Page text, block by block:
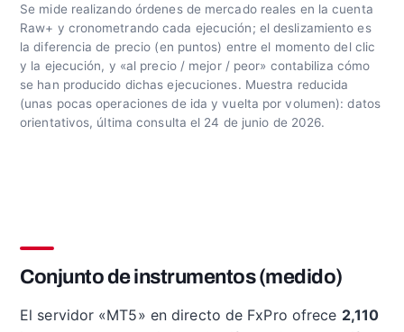
Se mide realizando órdenes de mercado reales en la cuenta
Raw+ y cronometrando cada ejecución; el deslizamiento es
la diferencia de precio (en puntos) entre el momento del clic
y la ejecución, y «al precio / mejor / peor» contabiliza cómo
se han producido dichas ejecuciones. Muestra reducida
(unas pocas operaciones de ida y vuelta por volumen): datos
orientativos, última consulta el 24 de junio de 2026.
Conjunto de instrumentos (medido)
El servidor «MT5» en directo de FxPro ofrece 2,110